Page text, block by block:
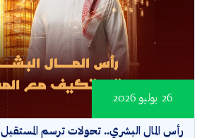
رأس المال البشري.. تحولات ترسم المستقبل
26 يوليو 2026